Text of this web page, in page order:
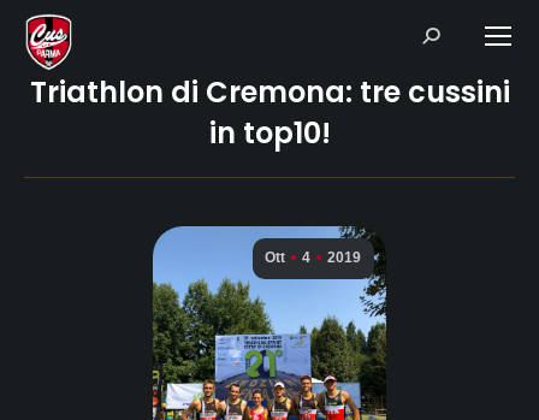
Search:
Triathlon di Cremona: tre cussini
in top10!
Ott 4 2019